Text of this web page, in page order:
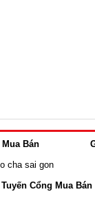
Bán
cha sai gon
Cổng Mua Bán